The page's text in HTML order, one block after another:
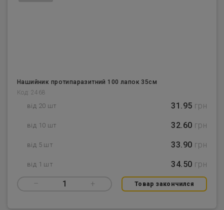
Нашийник протипаразитний 100 лапок 35см
Код: 2468
від 20 шт 31.95 грн
від 10 шт 32.60 грн
від 5 шт 33.90 грн
від 1 шт 34.50 грн
– 1 + Товар закончился